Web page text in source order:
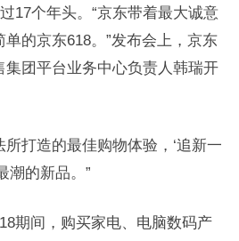
17个年头。“京东带着最大诚意
的京东618。”发布会上，京东
集团平台业务中心负责人韩瑞开
打造的最佳购物体验，‘追新一
潮的新品。”
期间，购买家电、电脑数码产